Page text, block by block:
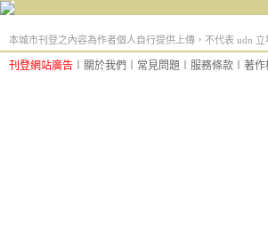
本城市刊登之內容為作者個人自行提供上傳，不代表 udn 立
刊登網站廣告 關於我們 常見問題 服務條款 著作